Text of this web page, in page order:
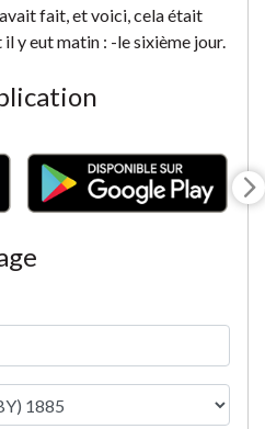
fait, et voici, cela était
y eut matin : -le sixième jour.